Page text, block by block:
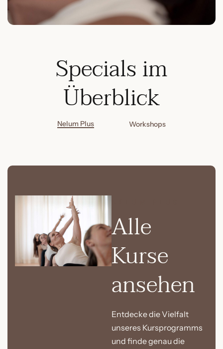
Specials im
Überblick
Nelum Plus Workshops
Alle
Kurse
ansehen
Entdecke die Vielfalt
unseres Kursprogramms
und finde genau die